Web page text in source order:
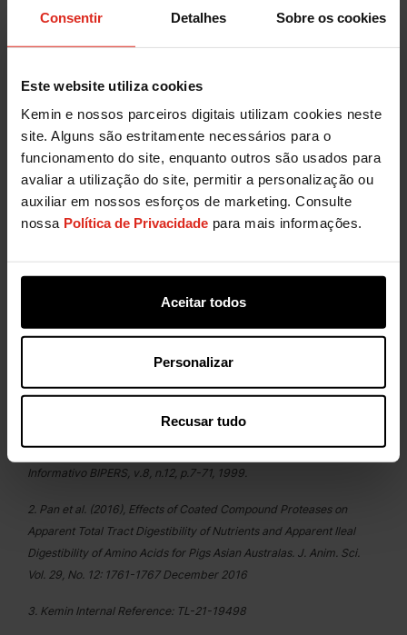
Consentir Detalhes Sobre os cookies
Este website utiliza cookies
Kemin e nossos parceiros digitais utilizam cookies neste
site. Alguns são estritamente necessários para o
funcionamento do site, enquanto outros são usados para
avaliar a utilização do site, permitir a personalização ou
auxiliar em nossos esforços de marketing. Consulte
nossa Política de Privacidade para mais informações.
Aceitar todos
Personalizar
Recusar tudo
1. ZARDO, A. O.; LIMA, G. J. M. M. de Alimentos para suínos. Boletim
Informativo BIPERS, v.8, n.12, p.7-71, 1999.
2. Pan et al. (2016), Effects of Coated Compound Proteases on
Apparent Total Tract Digestibility of Nutrients and Apparent Ileal
Digestibility of Amino Acids for Pigs Asian Australas. J. Anim. Sci.
Vol. 29, No. 12: 1761-1767 December 2016
3. Kemin Internal Reference: TL-21-19498